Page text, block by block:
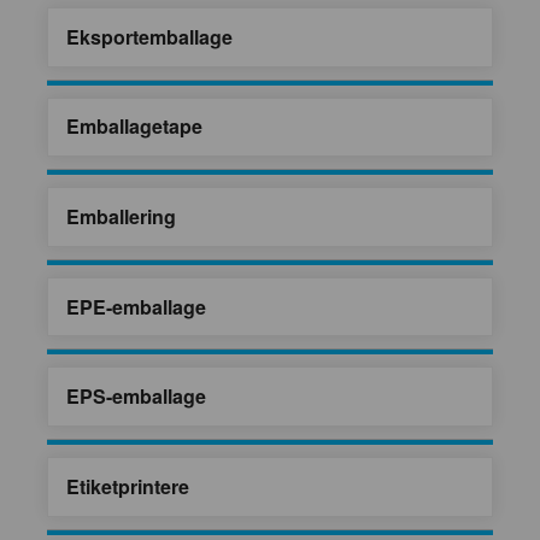
Eksportemballage
Emballagetape
Emballering
EPE-emballage
EPS-emballage
Etiketprintere